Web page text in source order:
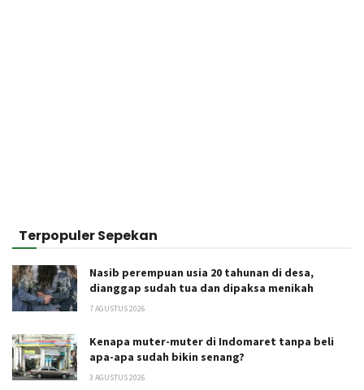
Terpopuler Sepekan
Nasib perempuan usia 20 tahunan di desa,
dianggap sudah tua dan dipaksa menikah
7 AGUSTUS 2026
Kenapa muter-muter di Indomaret tanpa beli
apa-apa sudah bikin senang?
3 AGUSTUS 2026